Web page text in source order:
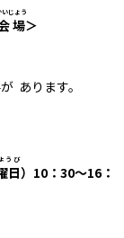
場
いじょう
＞
が あります。
日
うび
）10：30～16：